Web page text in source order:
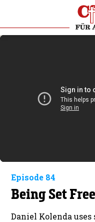
Episode 84
Being Set
Daniel Kolenda